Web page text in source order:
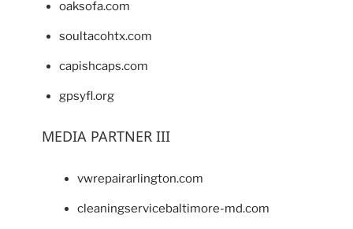
oaksofa.com
soultacohtx.com
capishcaps.com
gpsyfl.org
MEDIA PARTNER III
vwrepairarlington.com
cleaningservicebaltimore-md.com